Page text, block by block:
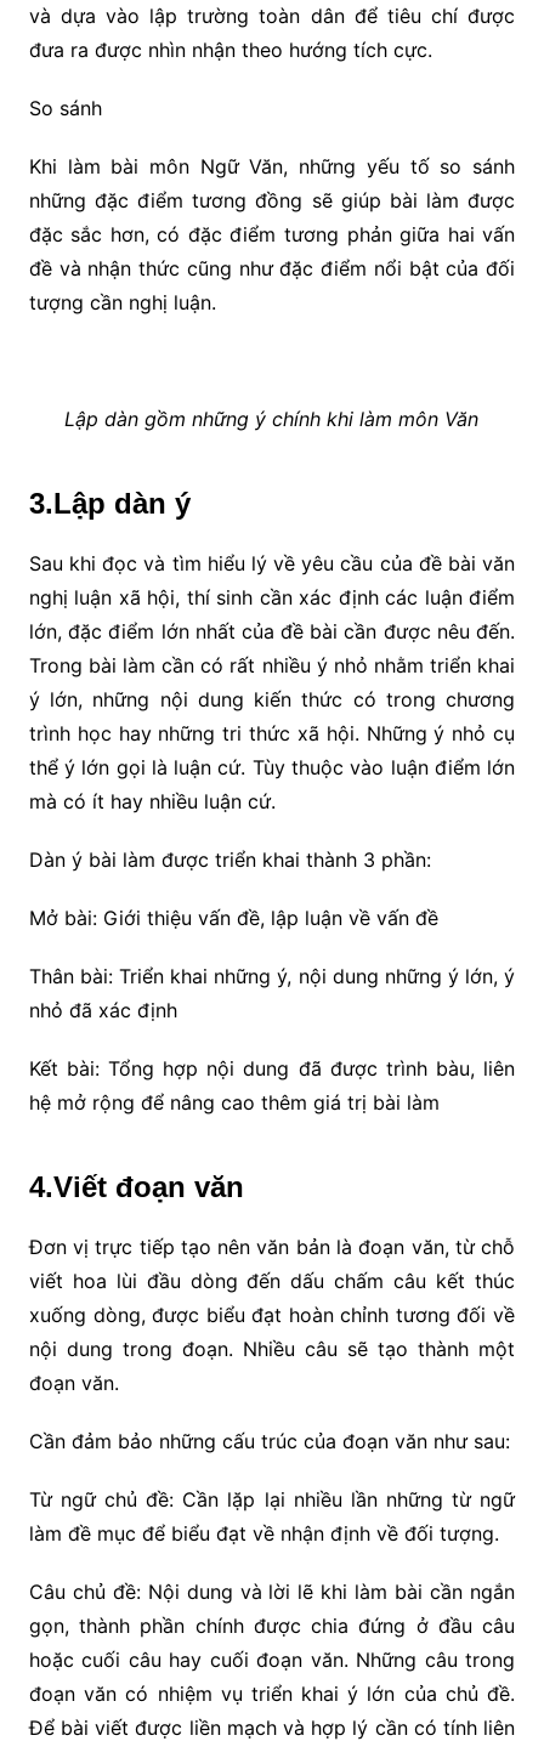
và dựa vào lập trường toàn dân để tiêu chí được
đưa ra được nhìn nhận theo hướng tích cực.
So sánh
Khi làm bài môn Ngữ Văn, những yếu tố so sánh
những đặc điểm tương đồng sẽ giúp bài làm được
đặc sắc hơn, có đặc điểm tương phản giữa hai vấn
đề và nhận thức cũng như đặc điểm nổi bật của đối
tượng cần nghị luận.
Lập dàn gồm những ý chính khi làm môn Văn
3.Lập dàn ý
Sau khi đọc và tìm hiểu lý về yêu cầu của đề bài văn
nghị luận xã hội, thí sinh cần xác định các luận điểm
lớn, đặc điểm lớn nhất của đề bài cần được nêu đến.
Trong bài làm cần có rất nhiều ý nhỏ nhằm triển khai
ý lớn, những nội dung kiến thức có trong chương
trình học hay những tri thức xã hội. Những ý nhỏ cụ
thể ý lớn gọi là luận cứ. Tùy thuộc vào luận điểm lớn
mà có ít hay nhiều luận cứ.
Dàn ý bài làm được triển khai thành 3 phần:
Mở bài: Giới thiệu vấn đề, lập luận về vấn đề
Thân bài: Triển khai những ý, nội dung những ý lớn, ý
nhỏ đã xác định
Kết bài: Tổng hợp nội dung đã được trình bàu, liên
hệ mở rộng để nâng cao thêm giá trị bài làm
4.Viết đoạn văn
Đơn vị trực tiếp tạo nên văn bản là đoạn văn, từ chỗ
viết hoa lùi đầu dòng đến dấu chấm câu kết thúc
xuống dòng, được biểu đạt hoàn chỉnh tương đối về
nội dung trong đoạn. Nhiều câu sẽ tạo thành một
đoạn văn.
Cần đảm bảo những cấu trúc của đoạn văn như sau:
Từ ngữ chủ đề: Cần lặp lại nhiều lần những từ ngữ
làm đề mục để biểu đạt về nhận định về đối tượng.
Câu chủ đề: Nội dung và lời lẽ khi làm bài cần ngắn
gọn, thành phần chính được chia đứng ở đầu câu
hoặc cuối câu hay cuối đoạn văn. Những câu trong
đoạn văn có nhiệm vụ triển khai ý lớn của chủ đề.
Để bài viết được liền mạch và hợp lý cần có tính liên